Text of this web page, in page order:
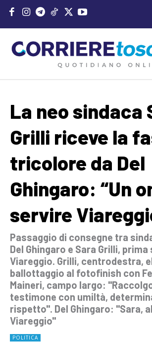
La neo sindaca
Grilli riceve la
tricolore da Del
Ghingaro: “Un
servire
Passaggio di consegne tra
Del Ghingaro e Sara Grilli, prima
Viareggio. Grilli, centrodestra,
ballottaggio al fotofinish con
Maineri, campo largo:
testimone con umiltà,
rispetto". Del Ghingaro: "Sara,
Viareggio"
POLITICA